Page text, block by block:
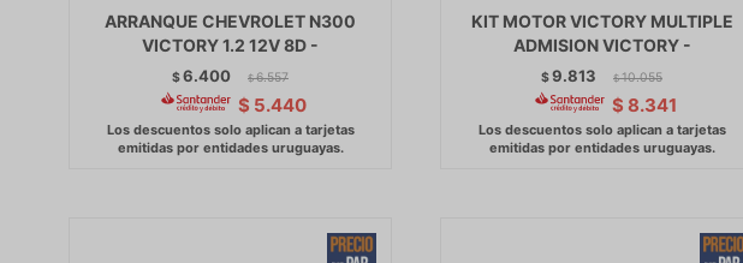
ARRANQUE CHEVROLET N300
VICTORY 1.2 12V 8D -
$6.400 $ 6.557
$ 5.440
KIT MOTOR VICTORY MULTIPLE
ADMISION VICTORY -
$9.813 $ 10.055
$ 8.341